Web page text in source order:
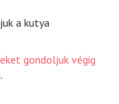
a kutya
gondoljuk végig
.